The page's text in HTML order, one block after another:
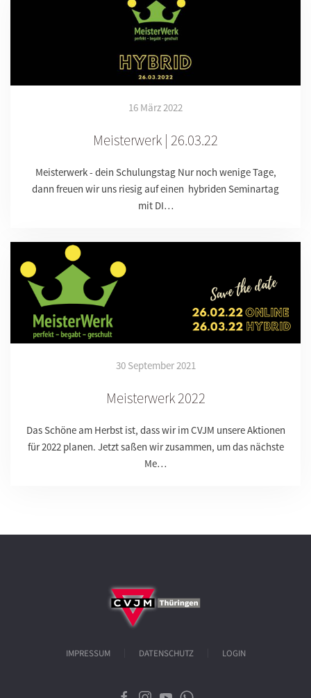
16 März 2022
Meisterwerk | 26.03.22
Meisterwerk - dein Schulungstag Nur noch wenige Tage,
dann freuen wir uns riesig auf einen hybriden Seminartag
mit DI…
30 September 2021
Meisterwerk 2022
Das Schöne am Herbst ist, dass wir im CVJM unsere Aktionen
für 2022 planen. Jetzt saßen wir zusammen, um das nächste
Me…
IMPRESSUM DATENSCHUTZ LOGIN